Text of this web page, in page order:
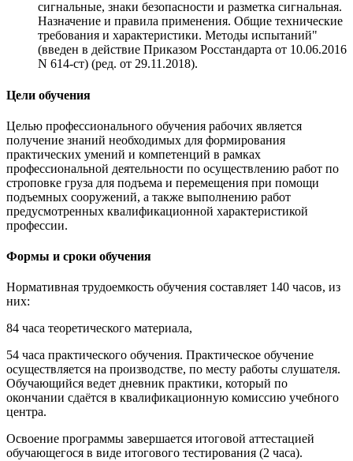
сигнальные, знаки безопасности и разметка сигнальная.
Назначение и правила применения. Общие технические
требования и характеристики. Методы испытаний"
(введен в действие Приказом Росстандарта от 10.06.2016
N 614-ст) (ред. от 29.11.2018).
Цели обучения
Целью профессионального обучения рабочих является
получение знаний необходимых для формирования
практических умений и компетенций в рамках
профессиональной деятельности по осуществлению работ по
строповке груза для подъема и перемещения при помощи
подъемных сооружений, а также выполнению работ
предусмотренных квалификационной характеристикой
профессии.
Формы и сроки обучения
Нормативная трудоемкость обучения составляет 140 часов, из
них:
84 часа теоретического материала,
54 часа практического обучения. Практическое обучение
осуществляется на производстве, по месту работы слушателя.
Обучающийся ведет дневник практики, который по
окончании сдаётся в квалификационную комиссию учебного
центра.
Освоение программы завершается итоговой аттестацией
обучающегося в виде итогового тестирования (2 часа).